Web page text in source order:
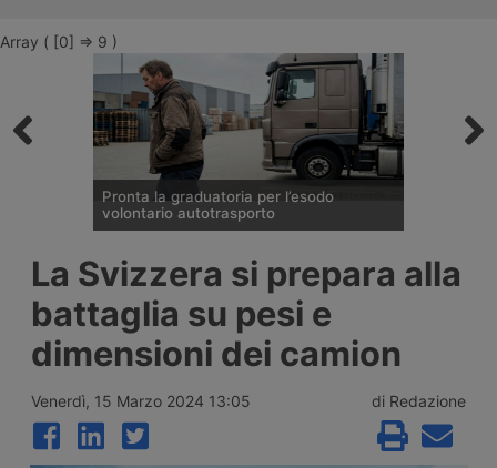
Array ( [0] => 9 )
Pronta la graduatoria per l’esodo
volontario autotrasporto
degli Autotrasportatori ha pubblicato
l’elenco delle 133 imprese monoveicolari
ammesse agli incentivi da 15mila euro per
l’uscita volontaria dal mercato, nell’ambito
del bando finanziato con 2 milioni di euro
per il 2026.
La Svizzera si prepara alla
battaglia su pesi e
dimensioni dei camion
Venerdì, 15 Marzo 2024 13:05 di Redazione